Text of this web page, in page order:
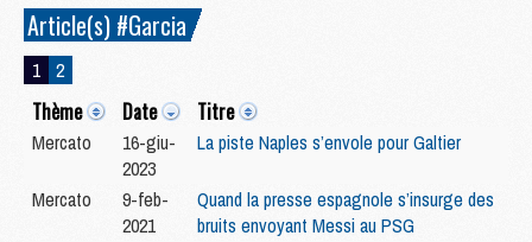
Article(s) #Garcia
1 2
Thème Date Titre
Mercato
16-giu-
2023
La piste Naples s’envole pour Galtier
Mercato
9-feb-
2021
Quand la presse espagnole s’insurge des
bruits envoyant Messi au PSG